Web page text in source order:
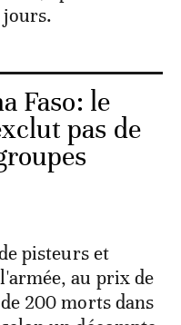
Faso: le
pas de
pisteurs et
au prix de
200 morts dans